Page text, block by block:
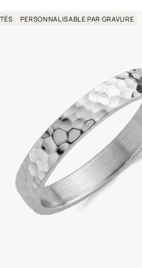
PERSONNALISABLE PAR GRAVURE